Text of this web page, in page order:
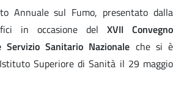
Annuale sul Fumo, presentato dalla
in occasione del XVII Convegno
Servizio Sanitario Nazionale che si è
Superiore di Sanità il 29 maggio